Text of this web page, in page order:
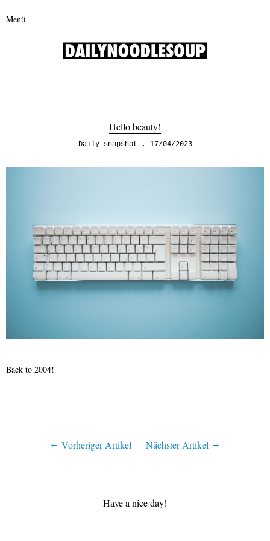
Menü
Hello beauty!
Daily snapshot 17/04/2023
Back to 2004!
Vorheriger Artikel Nächster Artikel
Have a nice day!